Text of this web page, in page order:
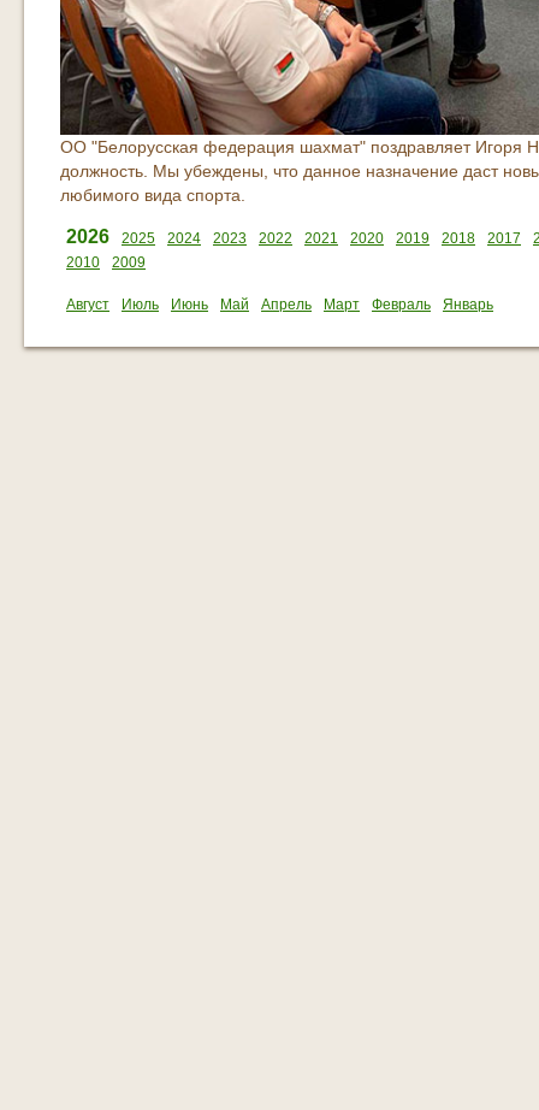
ОО "Белорусская федерация шахмат" поздравляет Игоря
должность. Мы убеждены, что данное назначение даст
любимого вида спорта.
2026 2025 2024 2023 2022 2021 2020 2019 2018 2017
2010
2009
Август Июль Июнь Май Апрель Март Февраль Январь